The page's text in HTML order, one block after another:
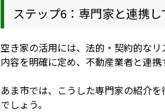
ステップ6：専門家と連携
空き家の活用には、法的・契約的な
内容を明確に定め、不動産業者と連携
あま市では、こうした専門家の紹介
でしょう。